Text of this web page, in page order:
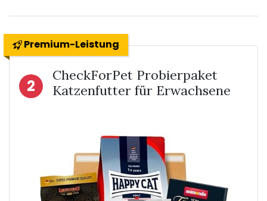
Premium-Leistung
2
CheckForPet Probierpaket
Katzenfutter für Erwachsene